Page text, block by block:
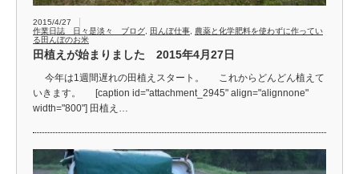
2015/4/27
作業日誌 日々是淡々 ブログ
田んぼ仕事
農薬と化学肥料を使わずに作ってい
る田んぼのお米
田植えが始まりました 2015年4月27日
今年は1週間遅れの田植えスタート。 これからどんどん植えて
いきます。 [caption id="attachment_2945" align="alignnone"
width="800"] 田植え…